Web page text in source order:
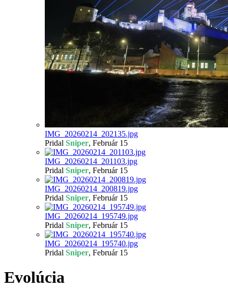
IMG_20260214_202135.jpg
Pridal Sniper, Február 15
IMG_20260214_201103.jpg
Pridal Sniper, Február 15
IMG_20260214_200819.jpg
Pridal Sniper, Február 15
IMG_20260214_195749.jpg
Pridal Sniper, Február 15
IMG_20260214_195740.jpg
Pridal Sniper, Február 15
Evolúcia